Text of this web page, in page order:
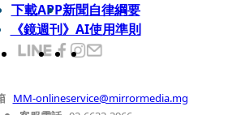
下載APP新聞自律綱要
《鏡週刊》AI使用準則
MM-onlineservice@mirrormedia.mg